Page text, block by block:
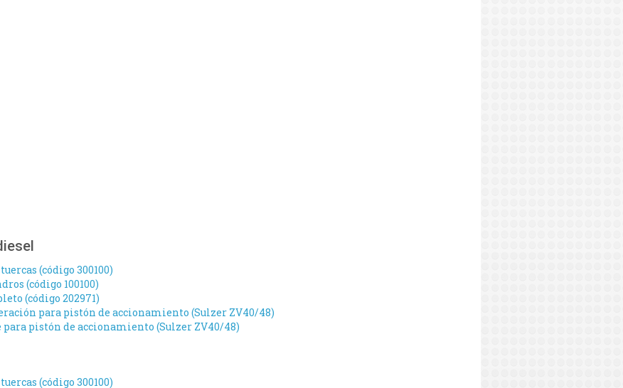
(código 300100)
(código 100100)
(código 202971)
para pistón de accionamiento (Sulzer ZV40/48)
para pistón de accionamiento (Sulzer ZV40/48)
(código 300100)